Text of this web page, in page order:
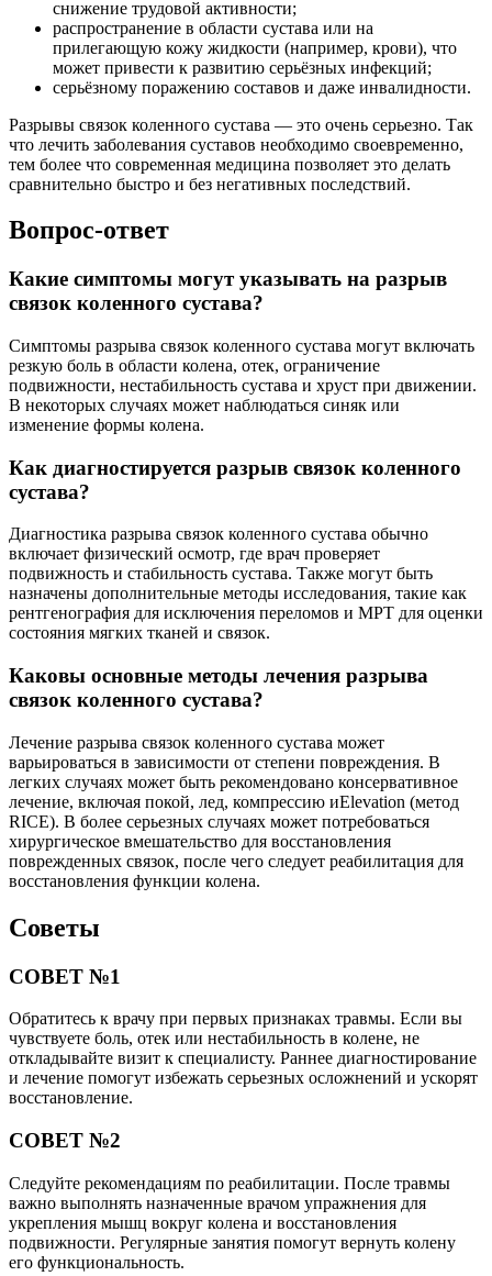
снижение трудовой активности;
распространение в области сустава или на
прилегающую кожу жидкости (например, крови), что
может привести к развитию серьёзных инфeкций;
серьёзному поражению составов и даже инвалидности.
Разрывы связок коленного сустава — это очень серьезно. Так
что лечить заболевания суставов необходимо своевременно,
тем более что современная медицина позволяет это делать
сравнительно быстро и без негативных последствий.
Вопрос-ответ
Какие симптомы могут указывать на разрыв
связок коленного сустава?
Симптомы разрыва связок коленного сустава могут включать
резкую боль в области колена, отек, ограничение
подвижности, нестабильность сустава и хруст при движении.
В некоторых случаях может наблюдаться синяк или
изменение формы колена.
Как диагностируется разрыв связок коленного
сустава?
Диагностика разрыва связок коленного сустава обычно
включает физический осмотр, где врач проверяет
подвижность и стабильность сустава. Также могут быть
назначены дополнительные методы исследования, такие как
рентгенография для исключения переломов и МРТ для оценки
состояния мягких тканей и связок.
Каковы основные методы лечения разрыва
связок коленного сустава?
Лечение разрыва связок коленного сустава может
варьироваться в зависимости от степени повреждения. В
легких случаях может быть рекомендовано консервативное
лечение, включая покой, лед, компрессию иElevation (метод
RICE). В более серьезных случаях может потребоваться
хирургическое вмешательство для восстановления
поврежденных связок, после чего следует реабилитация для
восстановления функции колена.
Советы
СОВЕТ №1
Обратитесь к врачу при первых признаках травмы. Если вы
чувствуете боль, отек или нестабильность в колене, не
откладывайте визит к специалисту. Раннее диагностирование
и лечение помогут избежать серьезных осложнений и ускорят
восстановление.
СОВЕТ №2
Следуйте рекомендациям по реабилитации. После травмы
важно выполнять назначенные врачом упражнения для
укрепления мышц вокруг колена и восстановления
подвижности. Регулярные занятия помогут вернуть колену
его функциональность.